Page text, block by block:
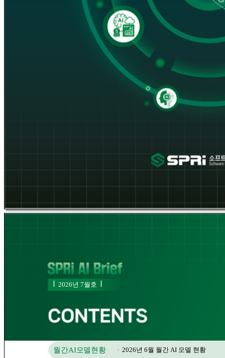
2026년 1월호Ⅰ
월간AI모델현황 ∙ 2026년 6월 월간 AI 모델 현황
Ⅰ2026년 7월호 Ⅰ